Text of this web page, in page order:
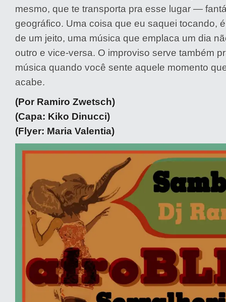
mesmo, que te transporta pra esse lugar —
geográfico. Uma coisa que eu saquei tocando,
de um jeito, uma música que emplaca um dia
outro e vice-versa. O improviso serve também
música quando você sente aquele momento
acabe.
(Por Ramiro Zwetsch)
(Capa: Kiko Dinucci)
(Flyer: Maria Valentia)